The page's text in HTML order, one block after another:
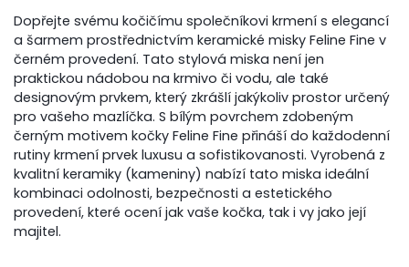
Dopřejte svému kočičímu společníkovi krmení s elegancí
a šarmem prostřednictvím keramické misky Feline Fine v
černém provedení. Tato stylová miska není jen
praktickou nádobou na krmivo či vodu, ale také
designovým prvkem, který zkrášlí jakýkoliv prostor určený
pro vašeho mazlíčka. S bílým povrchem zdobeným
černým motivem kočky Feline Fine přináší do každodenní
rutiny krmení prvek luxusu a sofistikovanosti. Vyrobená z
kvalitní keramiky (kameniny) nabízí tato miska ideální
kombinaci odolnosti, bezpečnosti a estetického
provedení, které ocení jak vaše kočka, tak i vy jako její
majitel.